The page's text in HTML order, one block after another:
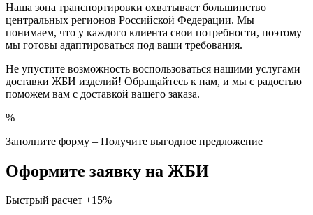
Наша зона транспортировки охватывает большинство
центральных регионов Российской Федерации. Мы
понимаем, что у каждого клиента свои потребности, поэтому
мы готовы адаптироваться под ваши требования.
Не упустите возможность воспользоваться нашими услугами
доставки ЖБИ изделий! Обращайтесь к нам, и мы с радостью
поможем вам с доставкой вашего заказа.
%
Заполните форму – Получите выгодное предложение
Оформите заявку на ЖБИ
Быстрый расчет +15%